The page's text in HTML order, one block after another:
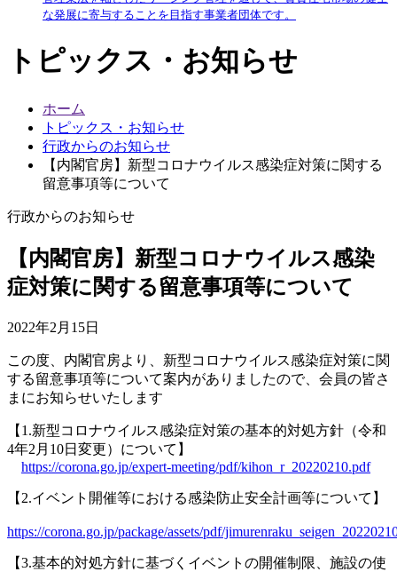
な発展に寄与することを目指す事業者団体です。
トピックス・お知らせ
ホーム
トピックス・お知らせ
行政からのお知らせ
【内閣官房】新型コロナウイルス感染症対策に関する
留意事項等について
行政からのお知らせ
【内閣官房】新型コロナウイルス感染
症対策に関する留意事項等について
2022年2月15日
この度、内閣官房より、新型コロナウイルス感染症対策に関
する留意事項等について案内がありましたので、会員の皆さ
まにお知らせいたします
【1.新型コロナウイルス感染症対策の基本的対処方針（令和
4年2月10日変更）について】
https://corona.go.jp/expert-meeting/pdf/kihon_r_20220210.pdf
【2.イベント開催等における感染防止安全計画等について】
https://corona.go.jp/package/assets/pdf/
【3.基本的対処方針に基づくイベントの開催制限、施設の使